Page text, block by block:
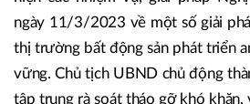
đai theo hướng tập trung, thống
tiêu và kết nối liên thông trên
nâng cao hiệu lực, hiệu quả quản lý
Đối với các địa phương, Thủ